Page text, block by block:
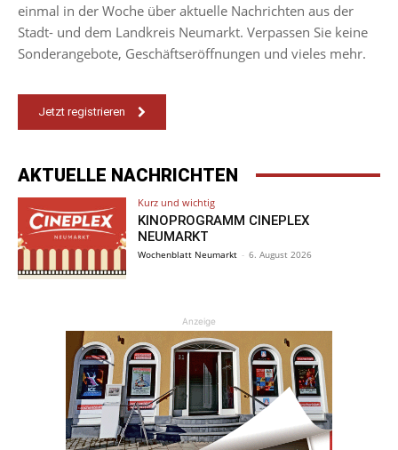
einmal in der Woche über aktuelle Nachrichten aus der
Stadt- und dem Landkreis Neumarkt. Verpassen Sie keine
Sonderangebote, Geschäftseröffnungen und vieles mehr.
Jetzt registrieren
AKTUELLE NACHRICHTEN
Kurz und wichtig
KINOPROGRAMM CINEPLEX
NEUMARKT
Wochenblatt Neumarkt - 6. August 2026
Anzeige